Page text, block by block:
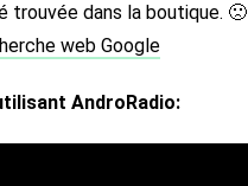
trouvée dans la boutique. 🙁
web Google
AndroRadio: